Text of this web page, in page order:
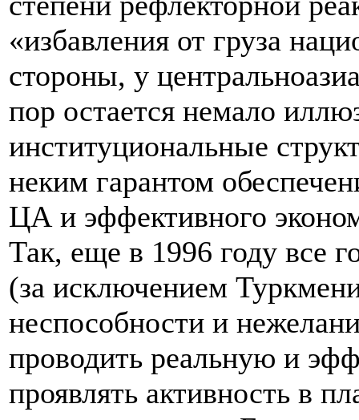
«избавления от груза
стороны, у
пор остается немало
институциональные
неким гарантом
ЦА и эффективного
Так, еще в 1996 году все
(за исключением
неспособности и
проводить реальную и
проявлять активность в